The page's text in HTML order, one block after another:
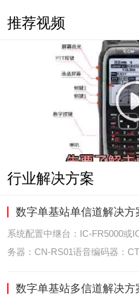
推荐视频
行业解决方案
数字单基站单信道解决方
系统配置中继台：IC-FR5000或
务器：CN-RS01语音编码器：
位/室内定位艾可慕数字电台具
数字单基站多信道解决方